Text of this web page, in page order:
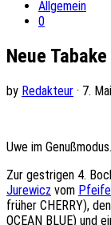
Allgemein
0
Neue
by Redakteur · 7.
Uwe im Genußmodus.
Zur gestrigen 4.
Jurewicz vom
früher CHERRY),
OCEAN BLUE) und